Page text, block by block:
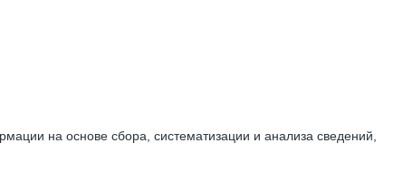
на основе сбора, систематизации и анализа сведений,